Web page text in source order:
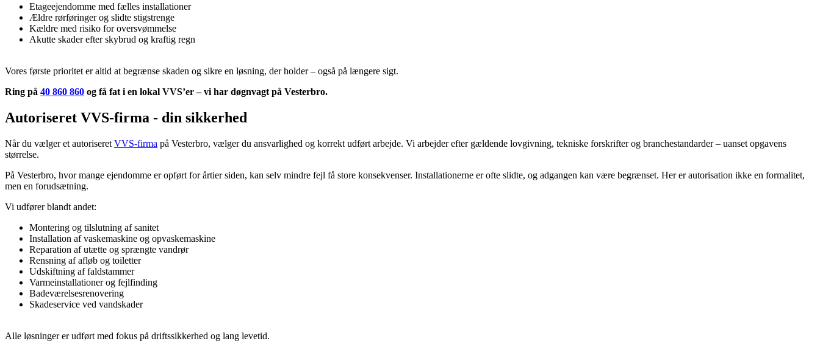
Etageejendomme med fælles installationer
Ældre rørføringer og slidte stigstrenge
Kældre med risiko for oversvømmelse
Akutte skader efter skybrud og kraftig regn
Vores første prioritet er altid at begrænse skaden og sikre en løsning, der holder – også på længere sigt.
Ring på 40 860 860 og få fat i en lokal VVS’er – vi har døgnvagt på Vesterbro.
Autoriseret VVS-firma - din sikkerhed
Når du vælger et autoriseret VVS-firma på Vesterbro, vælger du ansvarlighed og korrekt udført arbejde. Vi arbejder efter gældende lovgivning, tekniske forskrifter og branchestandarder – uanset opgavens
størrelse.
På Vesterbro, hvor mange ejendomme er opført for årtier siden, kan selv mindre fejl få store konsekvenser. Installationerne er ofte slidte, og adgangen kan være begrænset. Her er autorisation ikke en formalitet,
men en forudsætning.
Vi udfører blandt andet:
Montering og tilslutning af sanitet
Installation af vaskemaskine og opvaskemaskine
Reparation af utætte og sprængte vandrør
Rensning af afløb og toiletter
Udskiftning af faldstammer
Varmeinstallationer og fejlfinding
Badeværelsesrenovering
Skadeservice ved vandskader
Alle løsninger er udført med fokus på driftssikkerhed og lang levetid.